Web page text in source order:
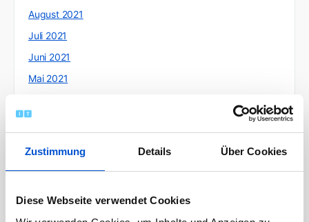
Zustimmung Details Über Cookies
Diese Webseite verwendet Cookies
August 2021
Juli 2021
Juni 2021
Mai 2021
März 2021
November 2020